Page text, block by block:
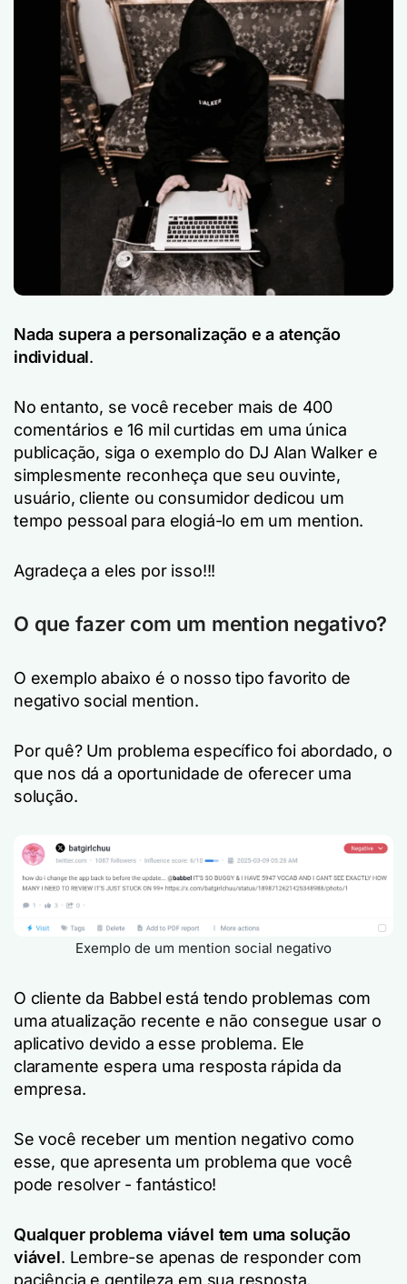
Nada supera a personalização e a atenção
individual.
No entanto, se você receber mais de 400
comentários e 16 mil curtidas em uma única
publicação, siga o exemplo do DJ Alan Walker e
simplesmente reconheça que seu ouvinte,
usuário, cliente ou consumidor dedicou um
tempo pessoal para elogiá-lo em um mention.
Agradeça a eles por isso!!!
O que fazer com um mention negativo?
O exemplo abaixo é o nosso tipo favorito de
negativo social mention.
Por quê? Um problema específico foi abordado, o
que nos dá a oportunidade de oferecer uma
solução.
Exemplo de um mention social negativo
O cliente da Babbel está tendo problemas com
uma atualização recente e não consegue usar o
aplicativo devido a esse problema. Ele
claramente espera uma resposta rápida da
empresa.
Se você receber um mention negativo como
esse, que apresenta um problema que você
pode resolver - fantástico!
Qualquer problema viável tem uma solução
viável. Lembre-se apenas de responder com
paciência e gentileza em sua resposta.